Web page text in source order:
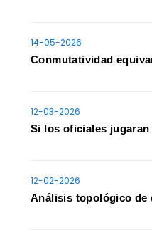
14-05-2026
Conmutatividad
12-03-2026
Si los oficiales jugaran
12-02-2026
Análisis topológico de